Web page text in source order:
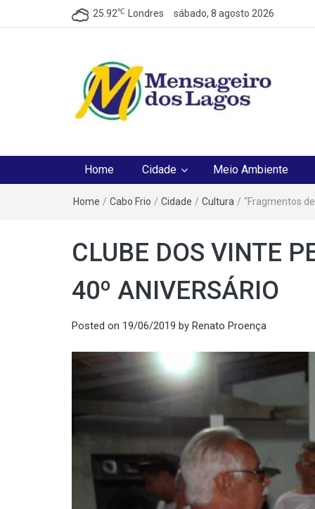
25.92℃ Londres sábado, 8 agosto 2026
Home Cidade Meio Ambiente
Home / Cabo Frio / Cidade / Cultura / “Fragmentos
CLUBE DOS VINTE
40º ANIVERSÁRIO
Posted on 19/06/2019 by Renato Proença